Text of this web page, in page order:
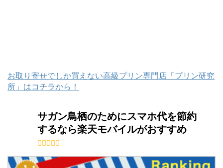
お取り寄せでしか買えない高級プリン専門店「プリン研究
所」はコチラから！
サガン鳥栖のためにスマホ代を節約
するなら楽天モバイルがおすすめ